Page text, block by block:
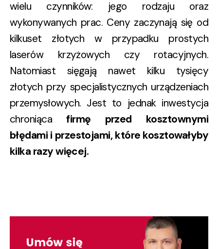
wielu czynników: jego rodzaju oraz
wykonywanych prac. Ceny zaczynają się od
kilkuset złotych w przypadku prostych
laserów krzyżowych czy rotacyjnych.
Natomiast sięgają nawet kilku tysięcy
złotych przy specjalistycznych urządzeniach
przemysłowych. Jest to jednak inwestycja
chroniąca firmę przed kosztownymi
błędami i przestojami, które kosztowałyby
kilka razy więcej.